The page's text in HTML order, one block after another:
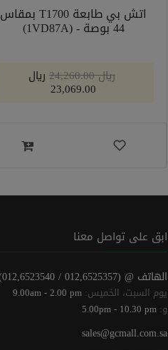
اتش بي طابعة T1700 بمقاس
44 بوصة - (1VD87A)
﷼ 24,260.00 ﷼
23,069.00
ابق على تواصل معنا
الهاتف @ (012,6525357 / 012,6523540)
يوم السبت، الخميس:9.00am - 2.00 pm
و:5.00pm - 10.30 pm
sales@gcmall.com.sa